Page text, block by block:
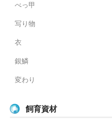
べっ甲
写り物
衣
銀鱗
変わり
飼育資材